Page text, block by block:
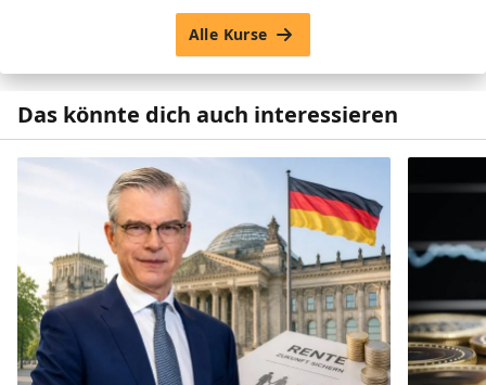
Alle Kurse
Das könnte dich auch interessieren